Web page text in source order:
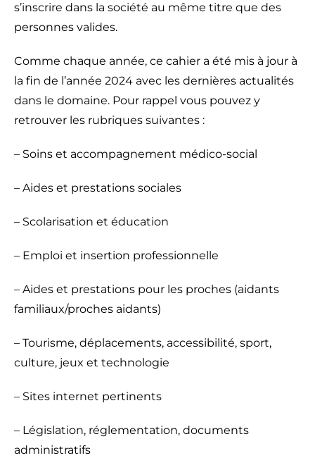
s’inscrire dans la société au même titre que des
personnes valides.
Comme chaque année, ce cahier a été mis à jour à
la fin de l’année 2024 avec les dernières actualités
dans le domaine. Pour rappel vous pouvez y
retrouver les rubriques suivantes :
– Soins et accompagnement médico-social
– Aides et prestations sociales
– Scolarisation et éducation
– Emploi et insertion professionnelle
– Aides et prestations pour les proches (aidants
familiaux/proches aidants)
– Tourisme, déplacements, accessibilité, sport,
culture, jeux et technologie
– Sites internet pertinents
– Législation, réglementation, documents
administratifs